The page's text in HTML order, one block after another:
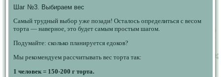
Шаг №3. Выбираем вес
Самый трудный выбор уже позади! Осталось определиться с весом
торта — наверное, это будет самым простым шагом.
Подумайте: сколько планируется едоков?
Мы рекомендуем рассчитывать вес торта так:
1 человек = 150-200 г торта.